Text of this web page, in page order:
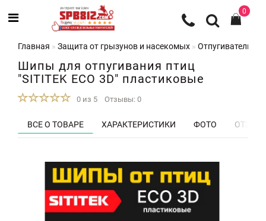
0
Главная Защита от грызунов и насекомых Отпугиватели
Шипы для отпугивания птиц
"SITITEK ECO 3D" пластиковые
0 из 5 Отзывы: 0
ВСЕ О ТОВАРЕ ХАРАКТЕРИСТИКИ ФОТО